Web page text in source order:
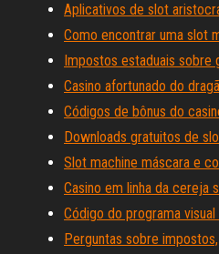
Aplicativos de slot
Como encontrar uma slot
Impostos estaduais sobre
Casino afortunado do
Códigos de bônus do
Downloads gratuitos de
Slot machine máscara e
Casino em linha da cereja
Código do programa
Perguntas sobre